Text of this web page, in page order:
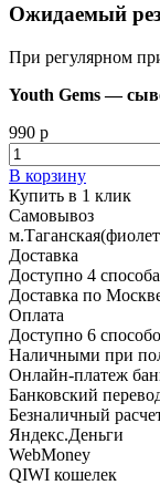
Ожидаемый
При регулярном
Youth Gems —
990 р
В корзину
Купить в 1 клик
Самовывоз
Доставка
Доступно 4 способа
Доставка по
Оплата
Доступно 6
Наличными при
Онлайн-платеж
Банковский
Безналичный
Яндекс.Деньги
WebMoney
QIWI кошелек